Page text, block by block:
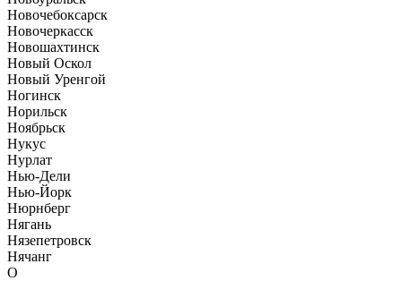
Новочебоксарск
Новочеркасск
Новошахтинск
Новый Оскол
Новый Уренгой
Ногинск
Норильск
Ноябрьск
Нукус
Нурлат
Нью-Дели
Нью-Йорк
Нюрнберг
Нягань
Нязепетровск
Нячанг
О